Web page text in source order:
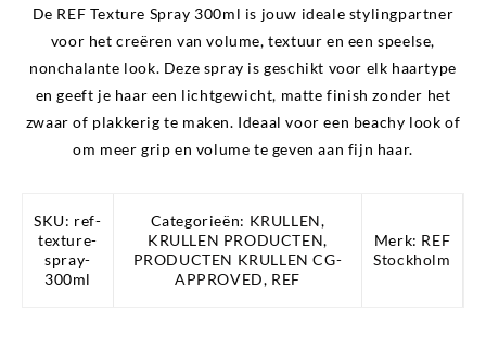
De REF Texture Spray 300ml is jouw ideale stylingpartner
voor het creëren van volume, textuur en een speelse,
nonchalante look. Deze spray is geschikt voor elk haartype
en geeft je haar een lichtgewicht, matte finish zonder het
zwaar of plakkerig te maken. Ideaal voor een beachy look of
om meer grip en volume te geven aan fijn haar.
SKU: ref-
texture-
spray-
300ml
Categorieën: KRULLEN,
KRULLEN PRODUCTEN,
PRODUCTEN KRULLEN CG-
APPROVED, REF
Merk: REF
Stockholm